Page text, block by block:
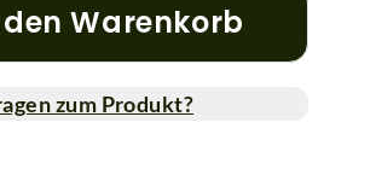
Warenkorb
zum Produkt?